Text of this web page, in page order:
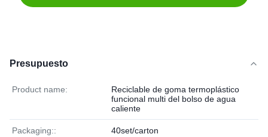
Presupuesto
Product name:
Reciclable de goma termoplástico
funcional multi del bolso de agua
caliente
Packaging:: 40set/carton